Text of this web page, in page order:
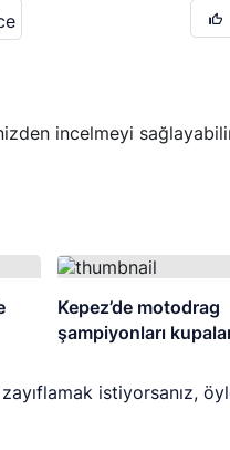
incelmeyi
Kepez’de motodrag
şampiyonları
istiyorsanız,